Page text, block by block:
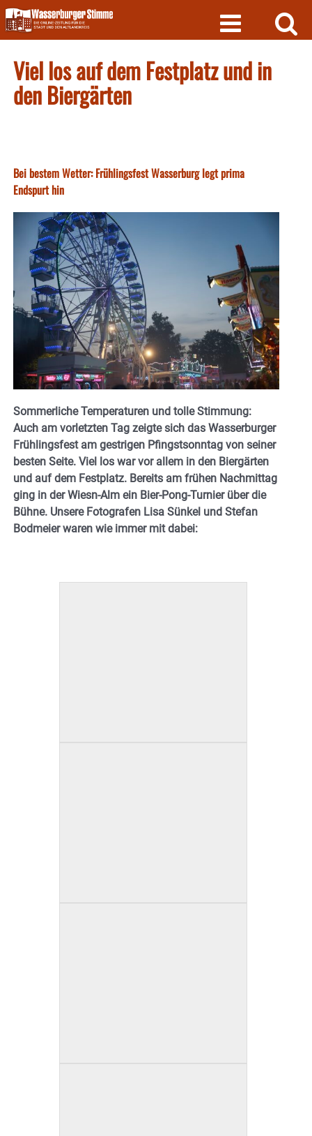
Skip
to
content
Viel los auf dem Festplatz und in
den Biergärten
Bei bestem Wetter: Frühlingsfest Wasserburg legt prima
Endspurt hin
Sommerliche Temperaturen und tolle Stimmung:
Auch am vorletzten Tag zeigte sich das Wasserburger
Frühlingsfest am gestrigen Pfingstsonntag von seiner
besten Seite. Viel los war vor allem in den Biergärten
und auf dem Festplatz. Bereits am frühen Nachmittag
ging in der Wiesn-Alm ein Bier-Pong-Turnier über die
Bühne. Unsere Fotografen Lisa Sünkel und Stefan
Bodmeier waren wie immer mit dabei: